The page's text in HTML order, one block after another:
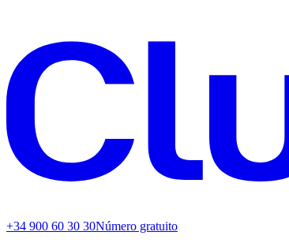
+34 900 60 30 30Número gratuito